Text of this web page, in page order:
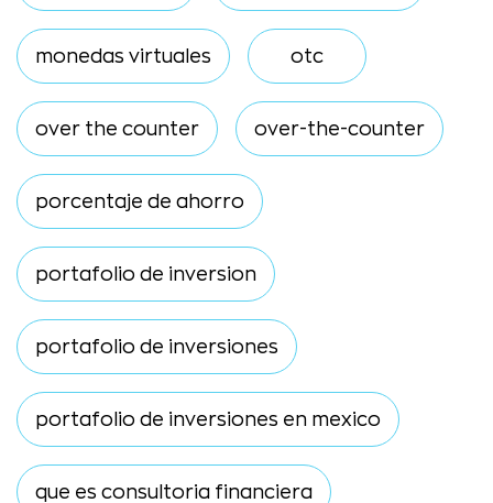
monedas virtuales otc
over the counter over-the-counter
porcentaje de ahorro
portafolio de inversion
portafolio de inversiones
portafolio de inversiones en mexico
que es consultoria financiera